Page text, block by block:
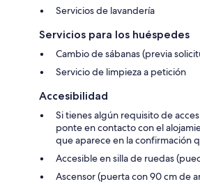
Servicios de lavandería
Servicios para los huéspedes
Cambio de sábanas (previa
Servicio de limpieza a petición
Accesibilidad
Si tienes algún requisito de
ponte en contacto con el
que aparece en la confirmación
Accesible en silla de ruedas
Ascensor (puerta con 90 cm de